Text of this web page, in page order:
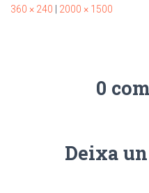
360 × 240 | 2000 × 1500
0
Deixa